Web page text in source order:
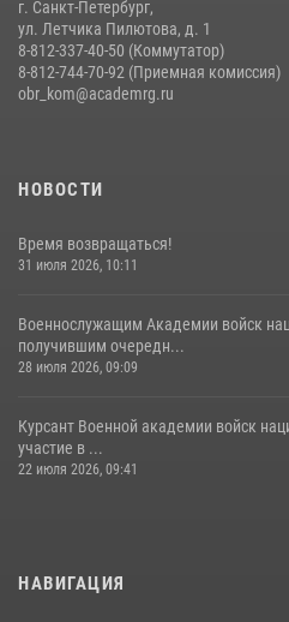
г. Санкт-Петербург,
ул. Летчика Пилютова, д. 1
8-812-337-40-50 (Коммутатор)
8-812-744-70-92 (Приемная комиссия)
obr_kom@academrg.ru
НОВОСТИ
Время возвращаться!
31 июля 2026, 10:11
Военнослужащим Академии войск
получившим очередн...
28 июля 2026, 09:09
Курсант Военной академии войск
участие в ...
22 июля 2026, 09:41
НАВИГАЦИЯ